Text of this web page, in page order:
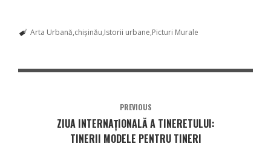
Arta Urbană chișinău Istorii urbane Picturi Murale
PREVIOUS
ZIUA INTERNAȚIONALĂ A TINERETULUI:
TINERII MODELE PENTRU TINERI